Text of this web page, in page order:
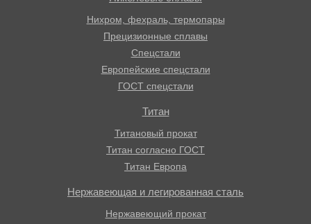
Нихром, фехраль, термопары
Прецизионные сплавы
Спецстали
Европейские спецстали
ГОСТ спецстали
Титан
Титановый прокат
Титан согласно ГОСТ
Титан Европа
Нержавеющая и легированная сталь
Нержавеющий прокат